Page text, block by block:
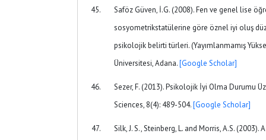
Saföz Güven, İ.G. (2008). Fen ve genel lise
sosyometrikstatülerine göre öznel iyi oluş
psikolojik belirti türleri. (Yayımlanmamış
Üniversitesi, Adana.[Google Scholar]
Sezer, F. (2013). Psikolojik İyi Olma Durumu
Sciences, 8(4): 489-504.[Google Scholar]
Silk, J. S., Steinberg, L. and Morris, A.S.